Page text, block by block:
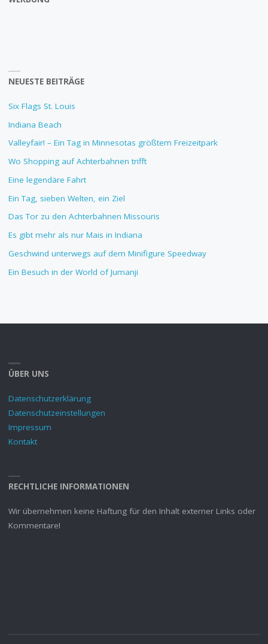
NEUESTE BEITRÄGE
Six Flags St. Louis
Indiana Beach
Valleyfair! – Ein Tag in Minnesotas größtem Freizeitpark
Wo Shopping auf Achterbahnen trifft
Eine legendäre Fahrt
Ein Tag, sieben Welten, ein Ziel
Das Tor zu den Achterbahnen Missouris
Es gibt mehr als nur Mais in Indiana
Geschwind unterwegs auf dem Minifigure Speedway
Ein Besuch in der World of Jumanji
ÜBER UNS
Datenschutzerklärung
Datenschutzeinstellungen
Impressum
Kontakt
RECHTLICHE INFORMATIONEN
Wir übernehmen keine Haftung für den Inhalt externer Links oder
Kommentare!